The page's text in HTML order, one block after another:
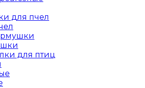
для пчел
для птиц